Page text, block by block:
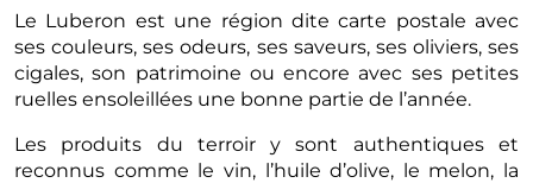
Le Luberon est une région dite carte postale avec
ses couleurs, ses odeurs, ses saveurs, ses oliviers, ses
cigales, son patrimoine ou encore avec ses petites
ruelles ensoleillées une bonne partie de l’année.
Les produits du terroir y sont authentiques et
reconnus comme le vin, l’huile d’olive, le melon, la